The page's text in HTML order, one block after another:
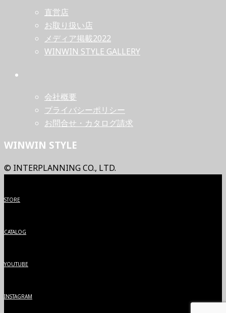
直営店
お取り扱い店
メディア掲載2022
WINWIN STYLE GALLERY
会社概要
プライバシーポリシー
お問合せ・カタログ請求
WINWIN STYLE
© INTERPLANNING CO., LTD.
STORE
CATALOG
YOUTUBE
INSTAGRAM